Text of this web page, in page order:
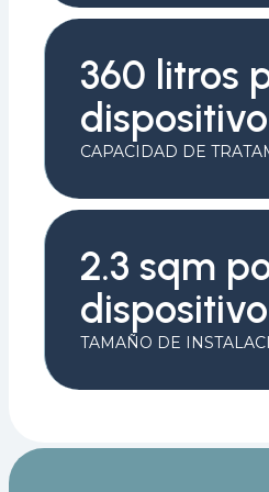
360 litros
CAPACIDAD DE
2.3 sqm
dispositivo
TAMAÑO DE